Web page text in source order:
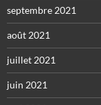
septembre 2021
août 2021
juillet 2021
juin 2021